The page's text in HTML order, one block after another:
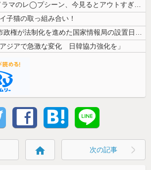
【放送事故】 昔のドラマのレ◯プシーン、今見るとアウトすぎる・・・
子猫の取っ組み合い！
（ ´_ゝ`）中国「高市政権が法制化を進めた国家情報局の設置日が7月3...
ジアで急激な変化 日韓協力強化を」
home 次の記事